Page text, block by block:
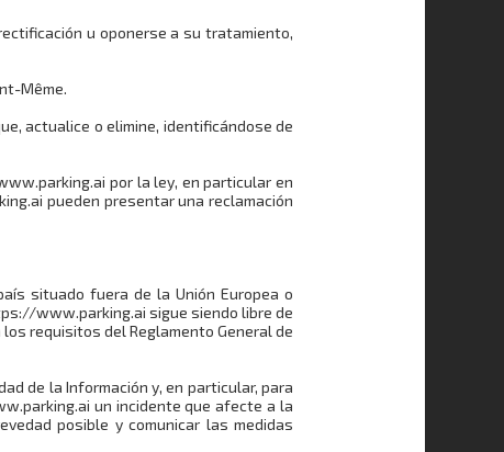
u oponerse a su tratamiento,
Même.
actualice o elimine, identificándose de
por la ley, en particular en
pueden presentar una reclamación
situado fuera de la Unión Europea o
www.parking.ai sigue siendo libre de
requisitos del Reglamento General de
de la Información y, en particular, para
un incidente que afecte a la
posible y comunicar las medidas